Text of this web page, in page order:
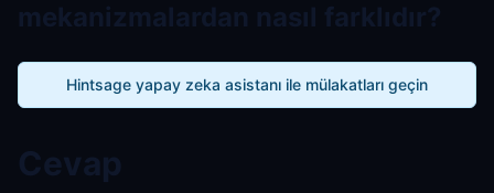
mekanizmalardan nasıl farklıdır?
Hintsage yapay zeka asistanı ile mülakatları geçin
Cevap